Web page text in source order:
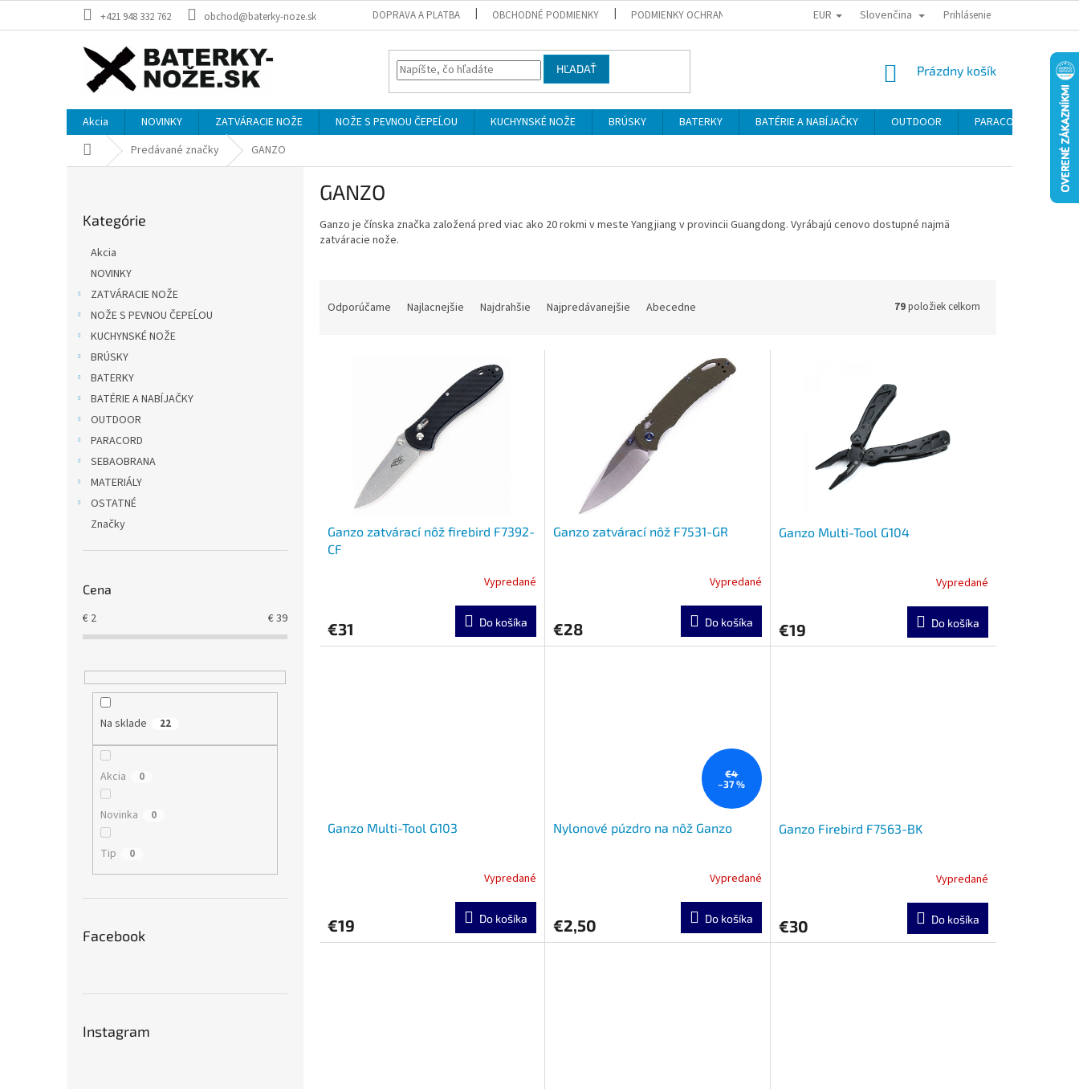
+421 948 332 762 obchod@baterky-noze.sk DOPRAVA A PLATBA OBCHODNÉ PODMIENKY PODMIENKY OCHRANY OSOBNÝCH ÚDAJOV ODSTÚPENIE OD KÚPNEJ ZMLUVY
EUR Slovenčina Prihlásenie
HĽADAŤ
NÁKUPNÝ
Prázdny košík
Akcia NOVINKY ZATVÁRACIE NOŽE NOŽE S PEVNOU ČEPEĹOU KUCHYNSKÉ NOŽE BRÚSKY BATERKY BATÉRIE A NABÍJAČKY OUTDOOR PARACORD
DomovPredávané značky GANZO
kategórie
Kategórie
Akcia
NOVINKY
ZATVÁRACIE NOŽE
NOŽE S PEVNOU ČEPEĹOU
KUCHYNSKÉ NOŽE
BRÚSKY
BATERKY
BATÉRIE A NABÍJAČKY
OUTDOOR
PARACORD
SEBAOBRANA
MATERIÁLY
OSTATNÉ
Značky
Cena
€ 2 €39
Na sklade 22
Akcia 0
Novinka 0
Tip 0
Facebook
Instagram
GANZO
Ganzo je čínska značka založená pred viac ako 20 rokmi v meste Yangjiang v provincii Guangdong. Vyrábajú cenovo dostupné najmä
zatváracie nože.
Odporúčame Najlacnejšie Najdrahšie Najpredávanejšie Abecedne 79položiek celkom
Ganzo zatvárací nôž firebird F7392-
CF
Vypredané
€31 Do košíka
Ganzo zatvárací nôž F7531-GR
Vypredané
€28 Do košíka
Ganzo Multi-Tool G104
Vypredané
€19 Do košíka
Ganzo Multi-Tool G103
Vypredané
€19 Do košíka
€4
–37 %
Nylonové púzdro na nôž Ganzo
Vypredané
€2,50 Do košíka
Ganzo Firebird F7563-BK
Vypredané
€30 Do košíka